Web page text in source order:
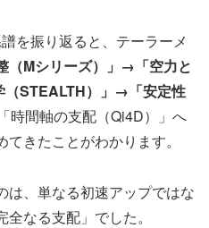
を振り返ると、テーラーメ
（Mシリーズ）」→「空力と
STEALTH）」→「安定性
時間軸の支配（Qi4D）」へ
きたことがわかります。
は、単なる初速アップではな
なる支配」でした。